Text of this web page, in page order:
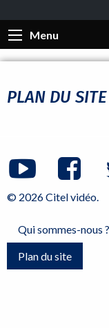
Menu
PLAN DU SITE
© 2026 Citel vidéo.
Qui sommes-nous ?
Plan du site